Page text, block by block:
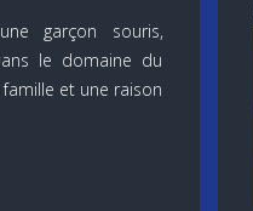
garçon souris,
le domaine du
et une raison